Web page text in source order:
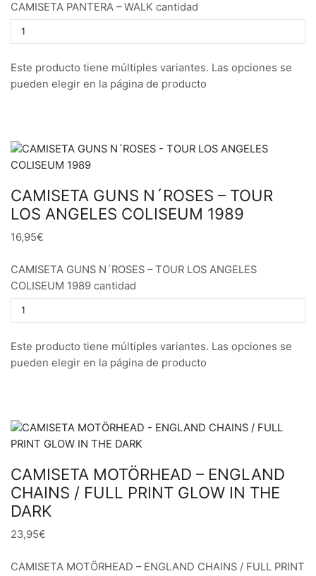
CAMISETA PANTERA – WALK cantidad
Este producto tiene múltiples variantes. Las opciones se
pueden elegir en la página de producto
CAMISETA GUNS N´ROSES – TOUR
LOS ANGELES COLISEUM 1989
16,95€
CAMISETA GUNS N´ROSES – TOUR LOS ANGELES
COLISEUM 1989 cantidad
Este producto tiene múltiples variantes. Las opciones se
pueden elegir en la página de producto
CAMISETA MOTÖRHEAD – ENGLAND
CHAINS / FULL PRINT GLOW IN THE
DARK
23,95€
CAMISETA MOTÖRHEAD – ENGLAND CHAINS / FULL PRINT